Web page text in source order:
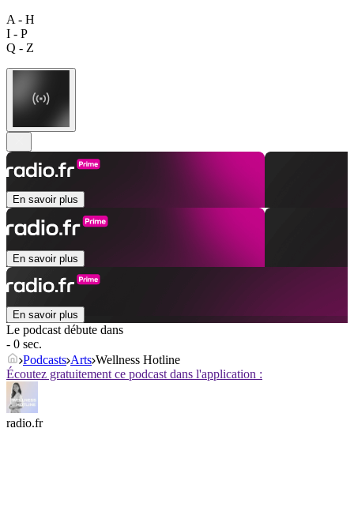
A - H
I - P
Q - Z
En savoir plus
En savoir plus
En savoir plus
Le podcast débute dans
- 0 sec.
Podcasts Arts Wellness Hotline
Écoutez gratuitement ce podcast dans l'application :
radio.fr